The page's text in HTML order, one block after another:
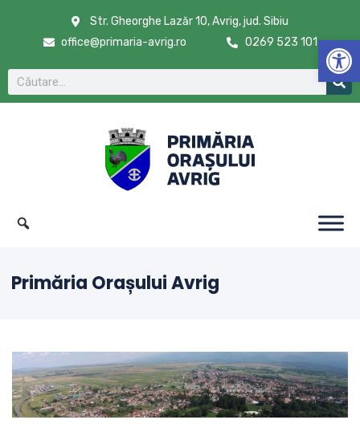
Str. Gheorghe Lazăr 10, Avrig, jud. Sibiu
office@primaria-avrig.ro
0269 523 101
Primăria Orașului Avrig